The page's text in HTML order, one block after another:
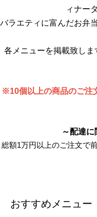
ィナー
バラエティに富んだお弁
各メニューを掲載致し
※10個以上の商品のご注
～配達
総額1万円以上のご注文で
おすすめメニュー